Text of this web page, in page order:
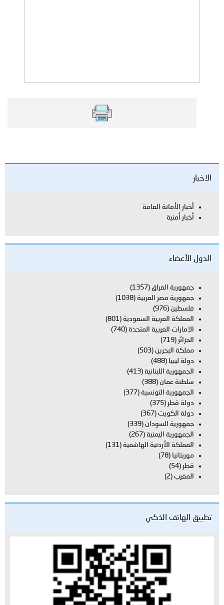
الاخبار
أخبار الأمانة العامة
أخبار أمنية
الدول الأعضاء
جمهورية العراق (1357)
جمهورية مصر العربية (1038)
فلسطين (976)
المملكة العربية السعودية (801)
الامارات العربية المتحدة (740)
الجزائر (719)
مملكة البحرين (503)
دولة ليبيا (488)
الجمهورية اللبنانية (413)
سلطنة عمان (388)
الجمهورية التونسية (377)
دولة قطر (375)
دولة الكويت (367)
جمهورية السودان (339)
الجمهورية اليمنية (267)
المملكة الأردنية الهاشمية (131)
موريتانيا (78)
قطر (54)
المغرب (2)
تطبيق الهاتف الذكي